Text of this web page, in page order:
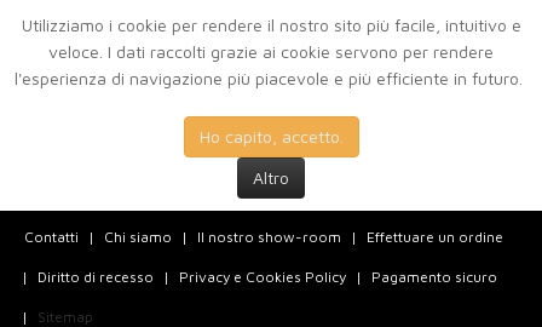
Utilizziamo i cookie per rendere il nostro sito più facile, intuitivo e
veloce. I dati raccolti grazie ai cookie servono per rendere
l'esperienza di navigazione più piacevole e più efficiente in futuro.
Ho capito, accetto.
Altro
Contatti Chi siamo Il nostro show-room Effettuare un ordine
Diritto di recesso Privacy e Cookies Policy Pagamento sicuro
Sitemap